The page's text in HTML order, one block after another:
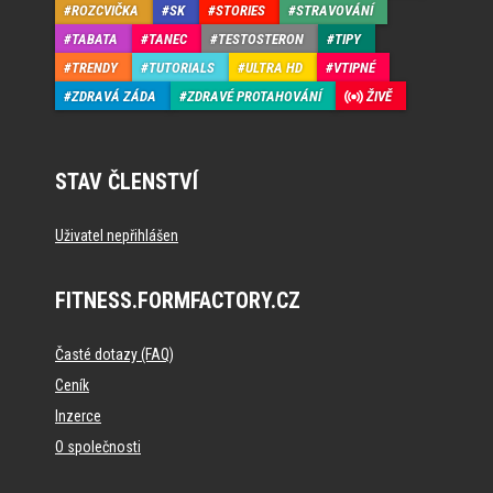
ROZCVIČKA SK STORIES
STRAVOVÁNÍ
TABATA
TANEC TESTOSTERON
TIPY
TRENDY
TUTORIALS ULTRA HD
VTIPNÉ
ZDRAVÁ ZÁDA
ZDRAVÉ PROTAHOVÁNÍ ŽIVĚ
STAV ČLENSTVÍ
Uživatel nepřihlášen
FITNESS.FORMFACTORY.CZ
Časté dotazy (FAQ)
Ceník
Inzerce
O společnosti